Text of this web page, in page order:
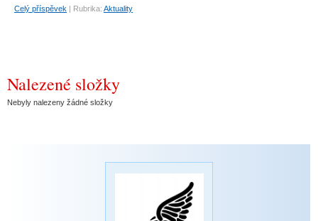
Celý příspěvek | Rubrika: Aktuality
Nalezené složky
Nebyly nalezeny žádné složky